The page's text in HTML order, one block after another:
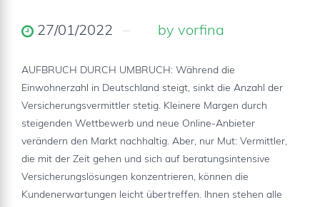
27/01/2022 by vorfina
AUFBRUCH DURCH UMBRUCH: Während die
Einwohnerzahl in Deutschland steigt, sinkt die Anzahl der
Versicherungsvermittler stetig. Kleinere Margen durch
steigenden Wettbewerb und neue Online-Anbieter
verändern den Markt nachhaltig. Aber, nur Mut: Vermittler,
die mit der Zeit gehen und sich auf beratungsintensive
Versicherungslösungen konzentrieren, können die
Kundenerwartungen leicht übertreffen. Ihnen stehen alle